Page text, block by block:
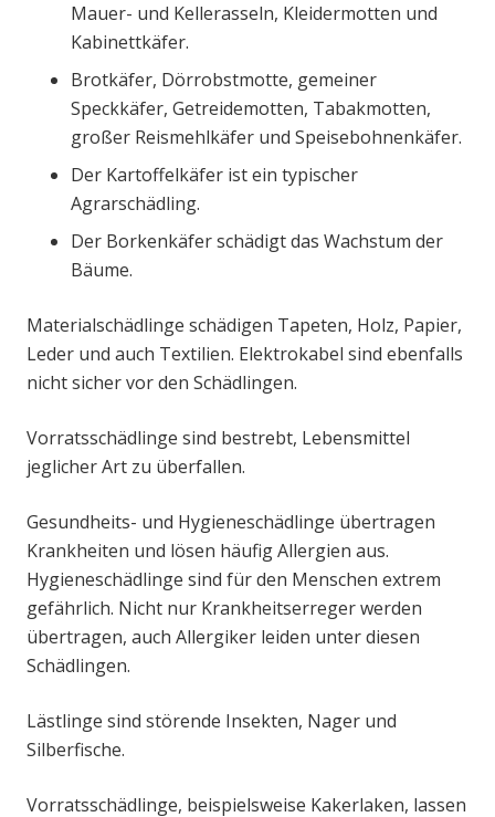
Mauer- und Kellerasseln, Kleidermotten und
Kabinettkäfer.
Brotkäfer, Dörrobstmotte, gemeiner
Speckkäfer, Getreidemotten, Tabakmotten,
großer Reismehlkäfer und Speisebohnenkäfer.
Der Kartoffelkäfer ist ein typischer
Agrarschädling.
Der Borkenkäfer schädigt das Wachstum der
Bäume.
Materialschädlinge schädigen Tapeten, Holz, Papier,
Leder und auch Textilien. Elektrokabel sind ebenfalls
nicht sicher vor den Schädlingen.
Vorratsschädlinge sind bestrebt, Lebensmittel
jeglicher Art zu überfallen.
Gesundheits- und Hygieneschädlinge übertragen
Krankheiten und lösen häufig Allergien aus.
Hygieneschädlinge sind für den Menschen extrem
gefährlich. Nicht nur Krankheitserreger werden
übertragen, auch Allergiker leiden unter diesen
Schädlingen.
Lästlinge sind störende Insekten, Nager und
Silberfische.
Vorratsschädlinge, beispielsweise Kakerlaken, lassen